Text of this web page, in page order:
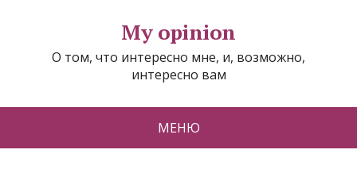
My opinion
О том, что интересно мне, и, возможно,
интересно вам
МЕНЮ